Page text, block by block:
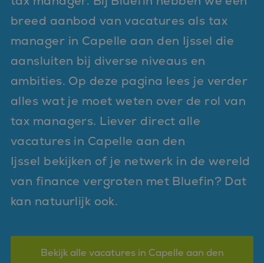
breed aanbod van vacatures als tax
manager in Capelle aan den Ijssel die
aansluiten bij diverse niveaus en
ambities. Op deze pagina lees je verder
alles wat je moet weten over de rol van
tax managers. Liever direct alle
vacatures in Capelle aan den
Ijssel bekijken of je netwerk in de wereld
van finance vergroten met Bluefin? Dat
kan natuurlijk ook.
Bekijk alle vacatures in Capelle aan den